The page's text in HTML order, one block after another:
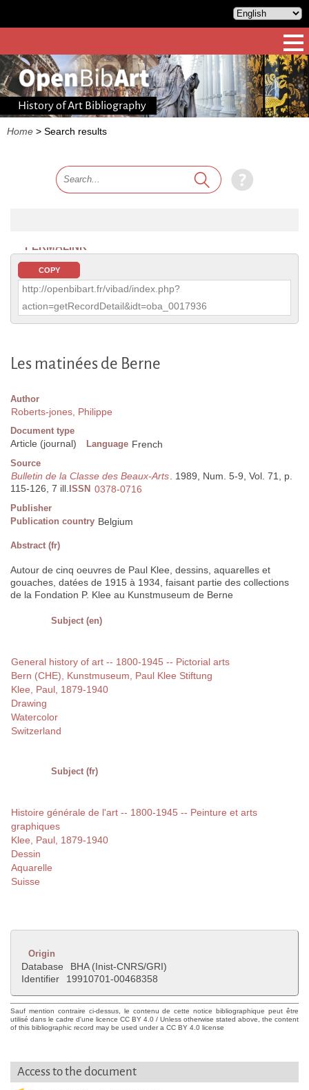
History of Art Bibliography
Home > Search results
PERMALINK
COPY
http://openbibart.fr/vibad/index.php?
action=getRecordDetail&idt=oba_0017936
Les matinées de Berne
Author
Roberts-jones, Philippe
Document type
Article (journal) Language French
Source
Bulletin de la Classe des Beaux-Arts. 1989, Num. 5-9, Vol. 71, p.
115-126, 7 ill. ISSN 0378-0716
Publisher
Publication country Belgium
Abstract (fr)
Autour de cinq oeuvres de Paul Klee, dessins, aquarelles et
gouaches, datées de 1915 à 1934, faisant partie des collections
de la Fondation P. Klee au Kunstmuseum de Berne
Subject (en)
General history of art -- 1800-1945 -- Pictorial arts
Bern (CHE), Kunstmuseum, Paul Klee Stiftung
Klee, Paul, 1879-1940
Drawing
Watercolor
Switzerland
Subject (fr)
Histoire générale de l'art -- 1800-1945 -- Peinture et arts
graphiques
Klee, Paul, 1879-1940
Dessin
Aquarelle
Suisse
Origin
Database
BHA (Inist-CNRS/GRI)
Identifier
19910701-00468358
Sauf mention contraire ci-dessus, le contenu de cette notice bibliographique peut être
utilisé dans le cadre d'une licence CC BY 4.0 / Unless otherwise stated above, the content
of this bibliographic record may be used under a CC BY 4.0 license
Access to the document